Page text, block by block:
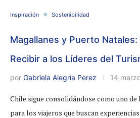
Inspiración Sostenibilidad
Magallanes y Puerto
Recibir a los Líderes del
por Gabriela Alegría Perez 14
Chile sigue consolidándose como uno
para los viajeros que buscan